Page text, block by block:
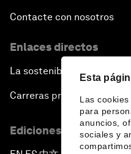
Esta
Las
para
anuncios,
sociales y
Contacte con nosotros
Enlaces directos
La sostenibilidad en el Foro
Carreras profesionales
Ediciones en otros